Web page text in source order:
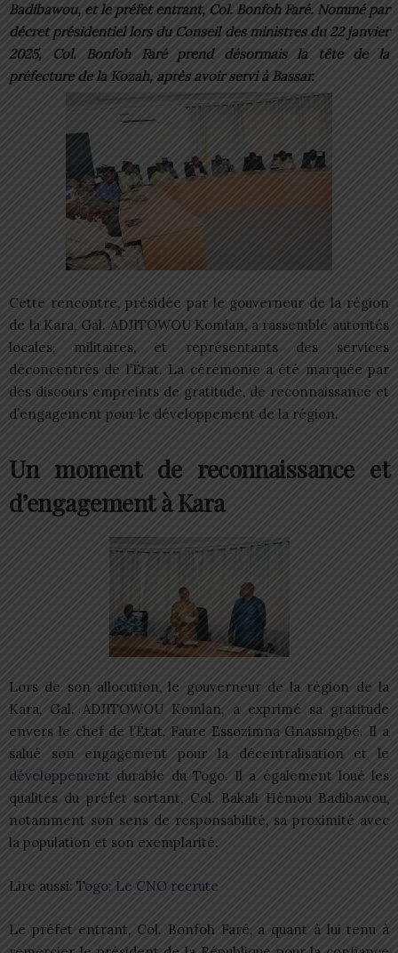
Badibawou, et le préfet entrant, Col. Bonfoh Faré. Nommé par
décret présidentiel lors du Conseil des ministres du 22 janvier
2025, Col. Bonfoh Faré prend désormais la tête de la
préfecture de la Kozah, après avoir servi à Bassar.
Cette rencontre, présidée par le gouverneur de la région
de la Kara, Gal. ADJITOWOU Komlan, a rassemblé autorités
locales, militaires, et représentants des services
déconcentrés de l’État. La cérémonie a été marquée par
des discours empreints de gratitude, de reconnaissance et
d’engagement pour le développement de la région.
Un moment de reconnaissance et
d’engagement à Kara
Lors de son allocution, le gouverneur de la région de la
Kara, Gal. ADJITOWOU Komlan, a exprimé sa gratitude
envers le chef de l’État, Faure Essozimna Gnassingbé. Il a
salué son engagement pour la décentralisation et le
développement durable du Togo. Il a également loué les
qualités du préfet sortant, Col. Bakali Hèmou Badibawou,
notamment son sens de responsabilité, sa proximité avec
la population et son exemplarité.
Lire aussi: Togo: Le CNO recrute
Le préfet entrant, Col. Bonfoh Faré, a quant à lui tenu à